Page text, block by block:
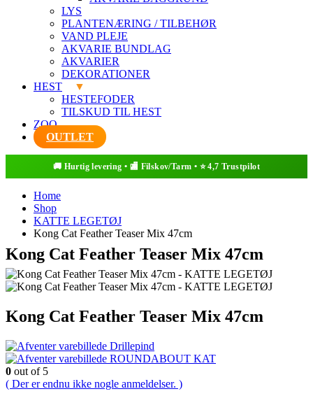
LYS
PLANTENÆRING / TILBEHØR
VAND PLEJE
AKVARIE BUNDLAG
AKVARIER
DEKORATIONER
HEST
HESTEFODER
TILSKUD TIL HEST
ZOO
OUTLET
Home
Shop
KATTE LEGETØJ
Kong Cat Feather Teaser Mix 47cm
Kong Cat Feather Teaser Mix 47cm
Kong Cat Feather Teaser Mix 47cm
Drillepind
ROUNDABOUT KAT
0 out of 5
( Der er endnu ikke nogle anmeldelser. )